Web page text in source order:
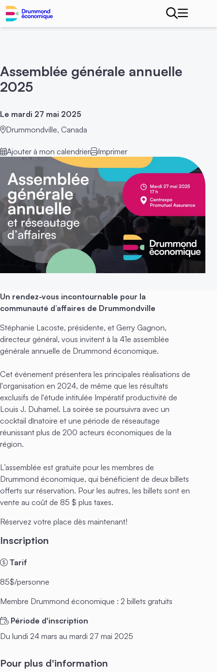
Assemblée générale annuelle
2025
Le mardi 27 mai 2025
Drummondville, Canada
Ajouter à mon calendrier Imprimer
Un rendez-vous incontournable pour la
communauté d’affaires de Drummondville
Stéphanie Lacoste, présidente, et Gerry Gagnon,
directeur général, vous invitent à la 41e assemblée
générale annuelle de Drummond économique.
Cet événement présentera les principales réalisations de
l'organisation en 2024, de même que les résultats
exclusifs de l'étude intitulée Impératif productivité de
Louis J. Duhamel. La soirée se poursuivra avec un
cocktail dînatoire et une période de réseautage
réunissant plus de 200 acteurs économiques de la
région.
L’assemblée est gratuite pour les membres de
Drummond économique, qui bénéficient de deux billets
offerts sur réservation. Pour les autres, les billets sont en
vente au coût de 85 $ plus taxes.
Réservez votre place dès maintenant!
Inscription
Tarif
85$/personne
Membre Drummond économique : 2 billets gratuits
Période d'inscription
Du lundi 24 mars au mardi 27 mai 2025
Pour plus d'information